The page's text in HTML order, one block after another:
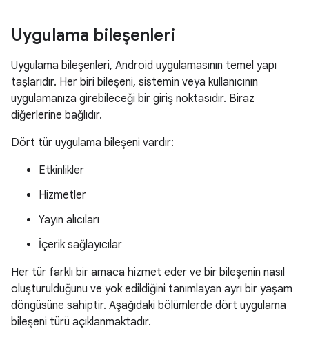
Uygulama bileşenleri
Uygulama bileşenleri, Android uygulamasının temel yapı
taşlarıdır. Her biri bileşeni, sistemin veya kullanıcının
uygulamanıza girebileceği bir giriş noktasıdır. Biraz
diğerlerine bağlıdır.
Dört tür uygulama bileşeni vardır:
Etkinlikler
Hizmetler
Yayın alıcıları
İçerik sağlayıcılar
Her tür farklı bir amaca hizmet eder ve bir bileşenin nasıl
oluşturulduğunu ve yok edildiğini tanımlayan ayrı bir yaşam
döngüsüne sahiptir. Aşağıdaki bölümlerde dört uygulama
bileşeni türü açıklanmaktadır.